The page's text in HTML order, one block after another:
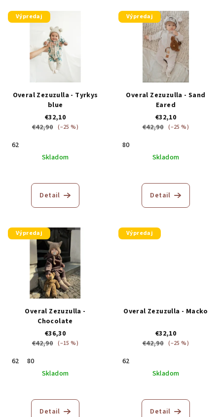
Výpredaj
Overal Zezuzulla - Tyrkys
blue
€32,10
€42,90 (–25 %)
62
Skladom
Detail
Výpredaj
Overal Zezuzulla - Sand
Eared
€32,10
€42,90 (–25 %)
80
Skladom
hodnotenie
produktu
Detail
Výpredaj
Overal Zezuzulla -
Chocolate
€36,30
€42,90 (–15 %)
62
80
Skladom
Detail
Výpredaj
Overal Zezuzulla - Macko
€32,10
€42,90 (–25 %)
62
Skladom
Detail